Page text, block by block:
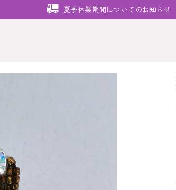
夏季休業期間についてのお知らせ